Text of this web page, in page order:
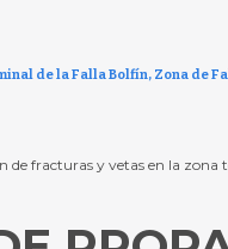
de la Falla Bolfín, Zona de
de fracturas y vetas en la